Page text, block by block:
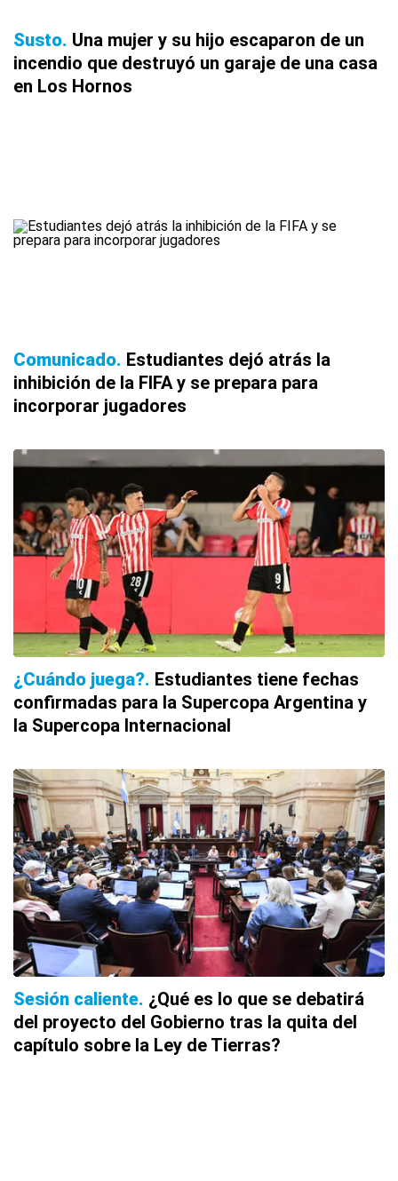
Susto Una mujer y su hijo escaparon de un
incendio que destruyó un garaje de una casa
en Los Hornos
Comunicado Estudiantes dejó atrás la
inhibición de la FIFA y se prepara para
incorporar jugadores
¿Cuándo juega? Estudiantes tiene fechas
confirmadas para la Supercopa Argentina y
la Supercopa Internacional
Sesión caliente ¿Qué es lo que se debatirá
del proyecto del Gobierno tras la quita del
capítulo sobre la Ley de Tierras?